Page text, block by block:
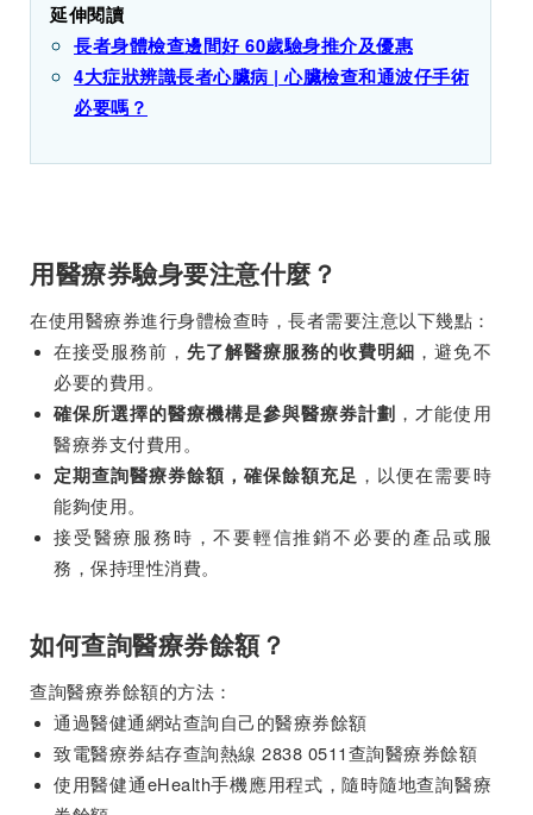
延伸閱讀
長者身體檢查邊間好 60歲驗身推介及優惠
4大症狀辨識長者心臟病 | 心臟檢查和通波仔手術
必要嗎？
用醫療券驗身要注意什麼？
在使用醫療券進行身體檢查時，長者需要注意以下幾點：
在接受服務前，先了解醫療服務的收費明細 ，避免不
必要的費用。
確保所選擇的醫療機構是參與醫療券計劃 ，才能使用
醫療券支付費用。
定期查詢醫療券餘額，確保餘額充足 ，以便在需要時
能夠使用。
接受醫療服務時，不要輕信推銷不必要的產品或服
務，保持理性消費。
如何查詢醫療券餘額？
查詢醫療券餘額的方法：
通過醫健通網站查詢自己的醫療券餘額
致電醫療券結存查詢熱線 2838 0511查詢醫療券餘額
使用醫健通eHealth手機應用程式，隨時隨地查詢醫療